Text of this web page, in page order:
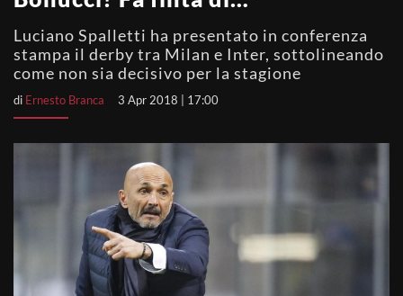
Luciano Spalletti ha presentato in conferenza
stampa il derby tra Milan e Inter, sottolineando
come non sia decisivo per la stagione
di Ernesto Branca 3 Apr 2018 | 17:00